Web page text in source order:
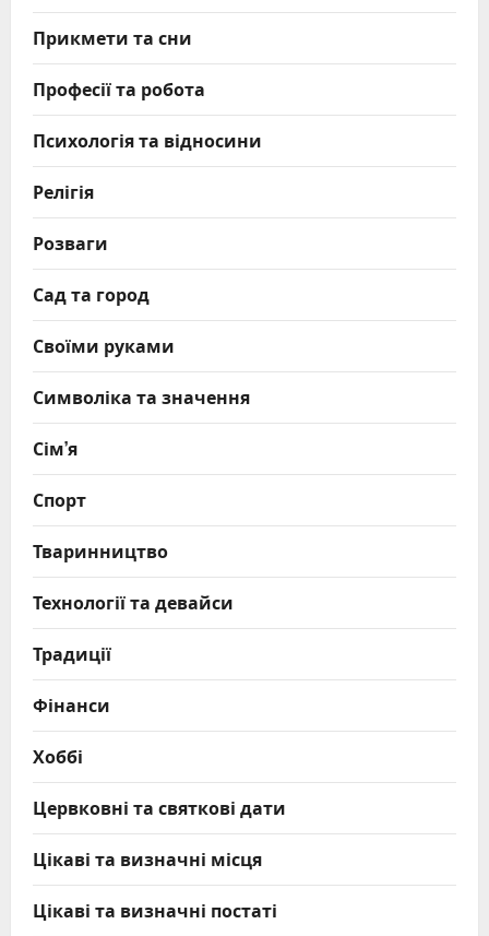
Прикмети та сни
Професії та робота
Психологія та відносини
Релігія
Розваги
Сад та город
Своїми руками
Символіка та значення
Сім’я
Спорт
Тваринництво
Технології та девайси
Традиції
Фінанси
Хоббі
Цервковні та святкові дати
Цікаві та визначні місця
Цікаві та визначні постаті